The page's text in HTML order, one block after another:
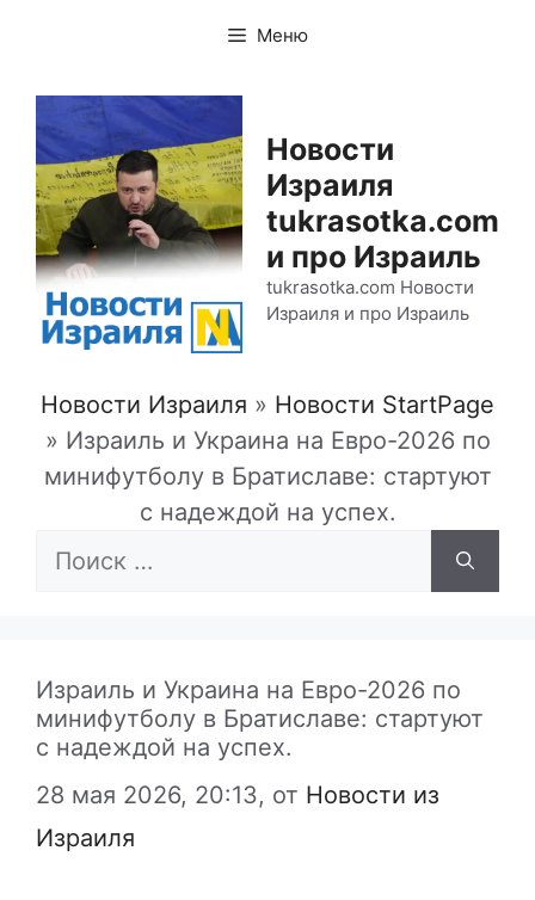
содержимому
Меню
Новости
Израиля
tukrasotka.com
и про Израиль
tukrasotka.com Новости
Израиля и про Израиль
Новости Израиля » Новости StartPage
» Израиль и Украина на Евро-2026 по
минифутболу в Братиславе: стартуют
с надеждой на успех.
Поиск:
Израиль и Украина на Евро-2026 по
минифутболу в Братиславе: стартуют
с надеждой на успех.
28 мая 2026, 20:13, от Новости из
Израиля